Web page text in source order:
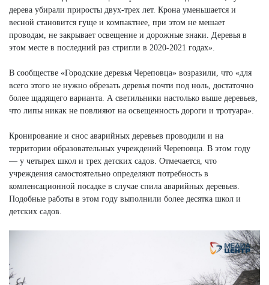
дерева убирали приросты двух-трех лет. Крона уменьшается и
весной становится гуще и компактнее, при этом не мешает
проводам, не закрывает освещение и дорожные знаки. Деревья в
этом месте в последний раз стригли в 2020-2021 годах».
В сообществе «Городские деревья Череповца» возразили, что «для
всего этого не нужно обрезать деревья почти под ноль, достаточно
более щадящего варианта. А светильники настолько выше деревьев,
что липы никак не повлияют на освещенность дороги и тротуара».
Кронирование и снос аварийных деревьев проводили и на
территории образовательных учреждений Череповца. В этом году
— у четырех школ и трех детских садов. Отмечается, что
учреждения самостоятельно определяют потребность в
компенсационной посадке в случае спила аварийных деревьев.
Подобные работы в этом году выполнили более десятка школ и
детских садов.